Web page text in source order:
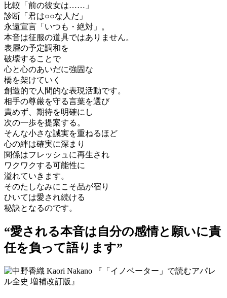
比較「前の彼女は……」
診断「君は○○な人だ」
永遠宣言「いつも・絶対」。
本音は征服の道具ではありません。
表層の予定調和を
破壊することで
心と心のあいだに強固な
橋を架けていく
創造的で人間的な表現活動です。
相手の尊厳を守る言葉を選び
責めず、期待を明確にし
次の一歩を提案する。
そんな小さな誠実を重ねるほど
心の絆は確実に深まり
関係はフレッシュに再生され
ワクワクする可能性に
溢れていきます。
そのたしなみにこそ品が宿り
ひいては愛され続ける
秘訣となるのです。
“愛される本音は自分の感情と願いに責
任を負って語ります”